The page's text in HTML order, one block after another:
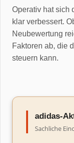
Operativ hat sich
klar verbessert.
Neubewertung
Faktoren ab, die
steuern kann.
adidas-
Sachliche